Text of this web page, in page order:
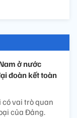
ở nước
đoàn kết toàn
vai trò quan
của Đảng.